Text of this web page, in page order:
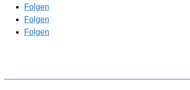
Folgen
Folgen
Folgen